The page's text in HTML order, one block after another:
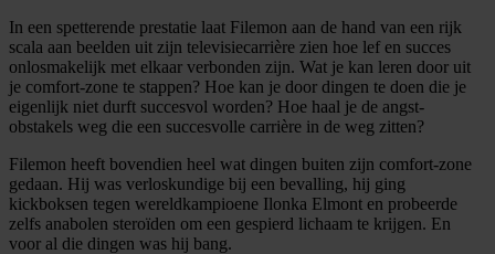
In een spetterende prestatie laat Filemon aan de hand van een rijk
scala aan beelden uit zijn televisiecarrière zien hoe lef en succes
onlosmakelijk met elkaar verbonden zijn. Wat je kan leren door uit
je comfort-zone te stappen? Hoe kan je door dingen te doen die je
eigenlijk niet durft succesvol worden? Hoe haal je de angst-
obstakels weg die een succesvolle carrière in de weg zitten?
Filemon heeft bovendien heel wat dingen buiten zijn comfort-zone
gedaan. Hij was verloskundige bij een bevalling, hij ging
kickboksen tegen wereldkampioene Ilonka Elmont en probeerde
zelfs anabolen steroïden om een gespierd lichaam te krijgen. En
voor al die dingen was hij bang.